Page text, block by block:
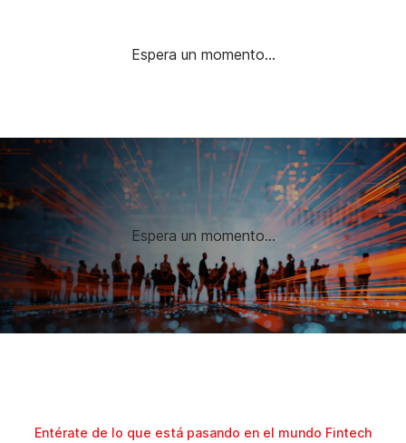
Espera un momento...
Espera un momento...
Entérate de lo que está pasando en el mundo Fintech